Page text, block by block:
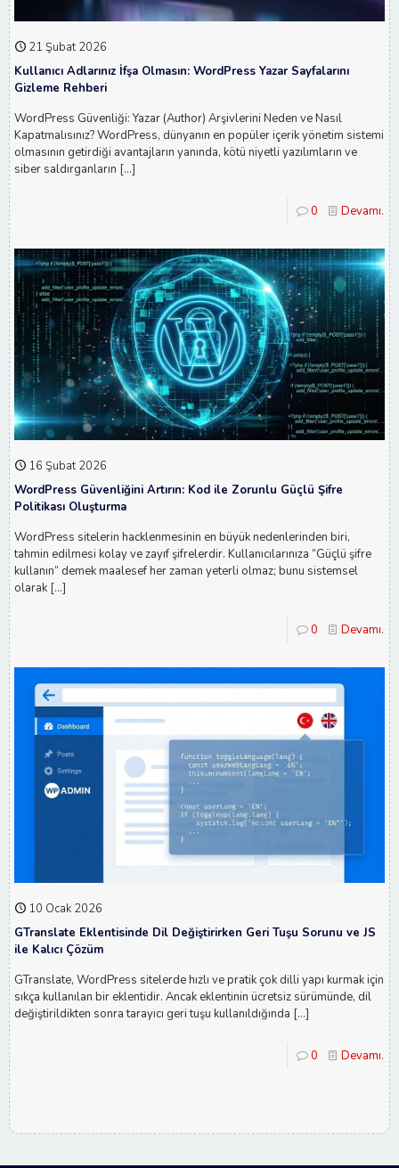
21 Şubat 2026
Kullanıcı Adlarınız İfşa Olmasın: WordPress Yazar Sayfalarını
Gizleme Rehberi
WordPress Güvenliği: Yazar (Author) Arşivlerini Neden ve Nasıl
Kapatmalısınız? WordPress, dünyanın en popüler içerik yönetim sistemi
olmasının getirdiği avantajların yanında, kötü niyetli yazılımların ve
siber saldırganların […]
0 Devamı...
16 Şubat 2026
WordPress Güvenliğini Artırın: Kod ile Zorunlu Güçlü Şifre
Politikası Oluşturma
WordPress sitelerin hacklenmesinin en büyük nedenlerinden biri,
tahmin edilmesi kolay ve zayıf şifrelerdir. Kullanıcılarınıza “Güçlü şifre
kullanın” demek maalesef her zaman yeterli olmaz; bunu sistemsel
olarak […]
0 Devamı...
10 Ocak 2026
GTranslate Eklentisinde Dil Değiştirirken Geri Tuşu Sorunu ve JS
ile Kalıcı Çözüm
GTranslate, WordPress sitelerde hızlı ve pratik çok dilli yapı kurmak için
sıkça kullanılan bir eklentidir. Ancak eklentinin ücretsiz sürümünde, dil
değiştirildikten sonra tarayıcı geri tuşu kullanıldığında […]
0 Devamı...